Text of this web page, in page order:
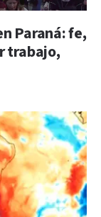
Paraná: fe,
trabajo,